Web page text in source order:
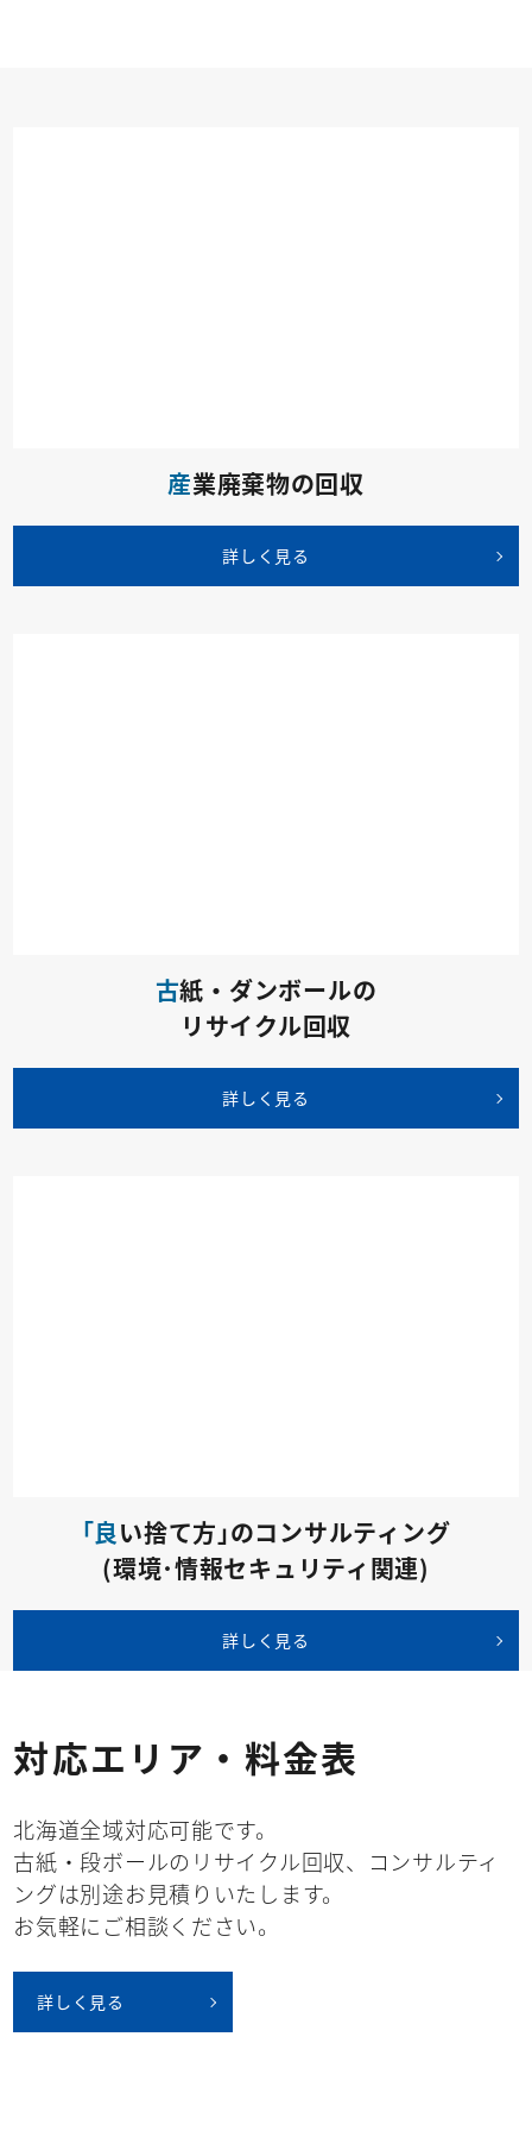
産業廃棄物の回収
詳しく見る
古紙・ダンボールの
リサイクル回収
詳しく見る
｢良い捨て方｣のコンサルティング
(環境･情報セキュリティ関連)
詳しく見る
対応エリア・料金表
北海道全域対応可能です。
古紙・段ボールのリサイクル回収、コンサルティ
ングは別途お見積りいたします。
お気軽にご相談ください。
詳しく見る